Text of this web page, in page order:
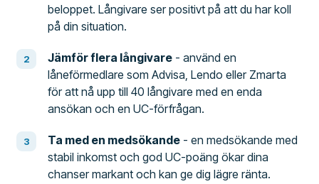
beloppet. Långivare ser positivt på att du har koll
på din situation.
Jämför flera långivare - använd en
låneförmedlare som Advisa, Lendo eller Zmarta
för att nå upp till 40 långivare med en enda
ansökan och en UC-förfrågan.
Ta med en medsökande - en medsökande med
stabil inkomst och god UC-poäng ökar dina
chanser markant och kan ge dig lägre ränta.